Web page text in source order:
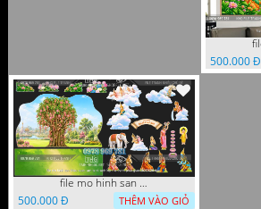
500.000 Đ
file mo hinh san khau vuon lam ty ni tach lop file tranh phat giao 16052026 dao
500.000 Đ
THÊM VÀO GIỎ